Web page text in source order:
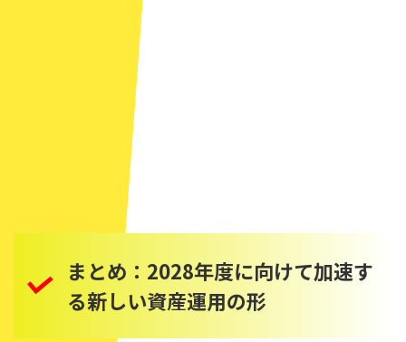
まとめ：2028年度に向けて加速す
る新しい資産運用の形